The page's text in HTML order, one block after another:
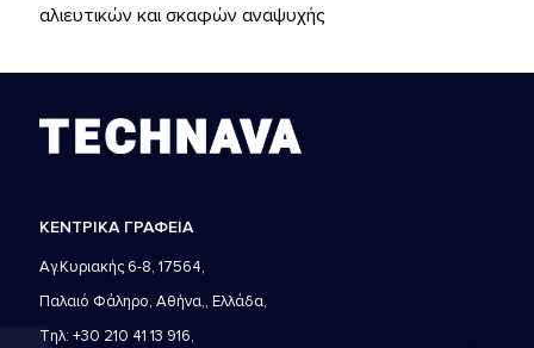
αλιευτικών και σκαφών αναψυχής
ΚΕΝΤΡΙΚΑ ΓΡΑΦΕΙΑ
Αγ.Κυριακής 6-8, 17564,
Παλαιό Φάληρο, Αθήνα,, Ελλάδα,
Τηλ: +30 210 41 13 916,